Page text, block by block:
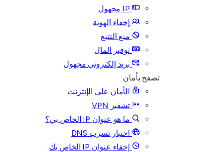
IP مجهول
إخفاء الهوية
منع التتبع
توفير المال
بريد إلكتروني مجهول
تصفح بأمان
الأمان على الإنترنت
تشفير VPN
ما هو عنوان IP الخاص بي؟
اختبار تسرب DNS
إخفاء عنوان IP الخاص بك